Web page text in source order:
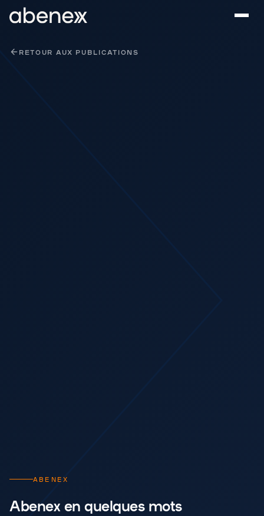
RETOUR AUX PUBLICATIONS
ABENEX
Abenex en quelques mots
Panneau de gestion des cookies